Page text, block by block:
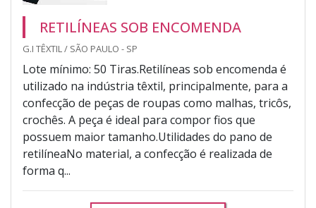
RETILÍNEAS SOB ENCOMENDA
G.I TÊXTIL / SÃO PAULO - SP
Lote mínimo: 50 Tiras.Retilíneas sob encomenda é
utilizado na indústria têxtil, principalmente, para a
confecção de peças de roupas como malhas, tricôs,
crochês. A peça é ideal para compor fios que
possuem maior tamanho.Utilidades do pano de
retilíneaNo material, a confecção é realizada de
forma q...